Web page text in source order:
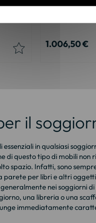
cm in mango
1.006,50 €
il
essenziali in qualsiasi
di questo tipo di mobili non
spazio. Infatti, sono
parete per libri e altri
nei soggiorni
una libreria o una
immediatamente